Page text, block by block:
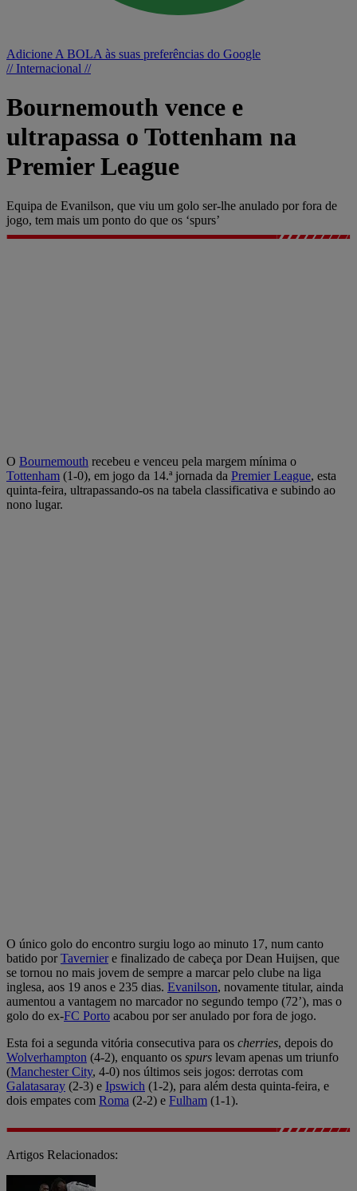
Adicione A BOLA às suas preferências do Google
// Internacional //
Bournemouth vence e
ultrapassa o Tottenham na
Premier League
Equipa de Evanilson, que viu um golo ser-lhe anulado por fora de
jogo, tem mais um ponto do que os ‘spurs’
O Bournemouth recebeu e venceu pela margem mínima o
Tottenham (1-0), em jogo da 14.ª jornada da Premier League, esta
quinta-feira, ultrapassando-os na tabela classificativa e subindo ao
nono lugar.
O único golo do encontro surgiu logo ao minuto 17, num canto
batido porTaverniere finalizado de cabeça por Dean Huijsen, que
se tornou no mais jovem de sempre a marcar pelo clube na liga
inglesa, aos 19 anos e 235 dias. Evanilson, novamente titular, ainda
aumentou a vantagem no marcador no segundo tempo (72’), mas o
golo do ex-FC Porto acabou por ser anulado por fora de jogo.
Esta foi a segunda vitória consecutiva para os cherries, depois do
Wolverhampton (4-2), enquanto os spurs levam apenas um triunfo
(Manchester City, 4-0) nos últimos seis jogos: derrotas com
Galatasaray (2-3) e Ipswich (1-2), para além desta quinta-feira, e
dois empates com Roma (2-2) e Fulham (1-1).
Artigos Relacionados: